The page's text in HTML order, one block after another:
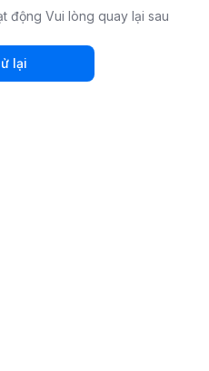
động Vui lòng quay lại sau
lại